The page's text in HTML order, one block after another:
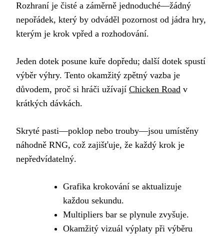
Rozhraní je čisté a záměrně jednoduché—žádný
nepořádek, který by odváděl pozornost od jádra hry,
kterým je krok vpřed a rozhodování.
Jeden dotek posune kuře dopředu; další dotek spustí
výběr výhry. Tento okamžitý zpětný vazba je
důvodem, proč si hráči užívají Chicken Road v
krátkých dávkách.
Skryté pasti—poklop nebo trouby—jsou umístěny
náhodně RNG, což zajišťuje, že každý krok je
nepředvídatelný.
Grafika krokování se aktualizuje
každou sekundu.
Multipliers bar se plynule zvyšuje.
Okamžitý vizuál výplaty při výběru